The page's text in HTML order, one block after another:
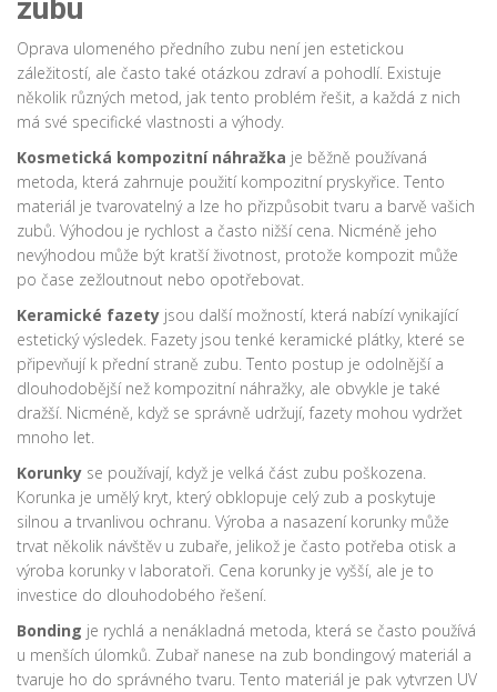
zubu
Oprava ulomeného předního zubu není jen estetickou
záležitostí, ale často také otázkou zdraví a pohodlí. Existuje
několik různých metod, jak tento problém řešit, a každá z nich
má své specifické vlastnosti a výhody.
Kosmetická kompozitní náhražka je běžně používaná
metoda, která zahrnuje použití kompozitní pryskyřice. Tento
materiál je tvarovatelný a lze ho přizpůsobit tvaru a barvě vašich
zubů. Výhodou je rychlost a často nižší cena. Nicméně jeho
nevýhodou může být kratší životnost, protože kompozit může
po čase zežloutnout nebo opotřebovat.
Keramické fazety jsou další možností, která nabízí vynikající
estetický výsledek. Fazety jsou tenké keramické plátky, které se
připevňují k přední straně zubu. Tento postup je odolnější a
dlouhodobější než kompozitní náhražky, ale obvykle je také
dražší. Nicméně, když se správně udržují, fazety mohou vydržet
mnoho let.
Korunky se používají, když je velká část zubu poškozena.
Korunka je umělý kryt, který obklopuje celý zub a poskytuje
silnou a trvanlivou ochranu. Výroba a nasazení korunky může
trvat několik návštěv u zubaře, jelikož je často potřeba otisk a
výroba korunky v laboratoři. Cena korunky je vyšší, ale je to
investice do dlouhodobého řešení.
Bonding je rychlá a nenákladná metoda, která se často používá
u menších úlomků. Zubař nanese na zub bondingový materiál a
tvaruje ho do správného tvaru. Tento materiál je pak vytvrzen UV